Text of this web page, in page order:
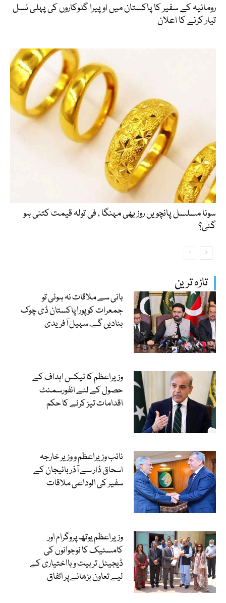
تازہ ترین
بانی سے ملاقات نہ ہوئی تو
جمعرات کو پورا پاکستان ڈی چوک
بنادیں گے، سہیل آفریدی
وزیراعظم کا ٹیکس اہداف کے
حصول کے لئے انفورسمنٹ
اقدامات تیز کرنے کا حکم
نائب وزیراعظم و وزیر خارجہ
اسحاق ڈار سے آذربائیجان کے
سفیر کی الوداعی ملاقات
وزیراعظم یوتھ پروگرام اور
کامسٹیک کا نوجوانوں کی
ڈیجیٹل تربیت و بااختیاری کے
لیے تعاون بڑھانے پر اتفاق
رومانیہ کے سفیر کا پاکستان میں اوپیرا گلوکاروں کی پہلی نسل
تیار کرنے کا اعلان
سونا مسلسل پانچویں روز بھی مہنگا ، فی تولہ قیمت کتنی ہو
گئی؟